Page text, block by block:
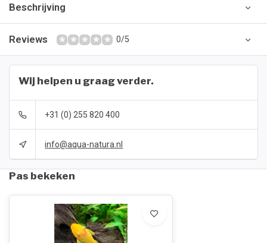
Beschrijving
Reviews 0/5
Wij helpen u graag verder.
+31 (0) 255 820 400
info@aqua-natura.nl
Pas bekeken